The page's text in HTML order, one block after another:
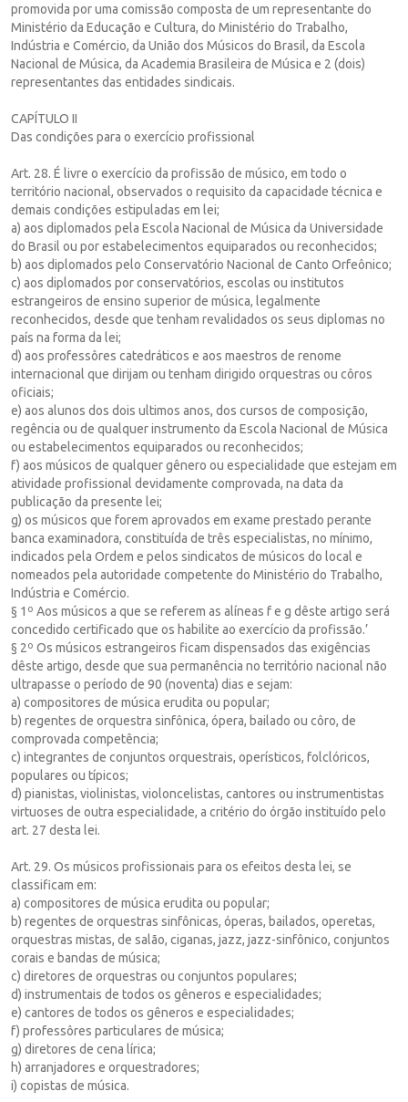
promovida por uma comissão composta de um representante do
Ministério da Educação e Cultura, do Ministério do Trabalho,
Indústria e Comércio, da União dos Músicos do Brasil, da Escola
Nacional de Música, da Academia Brasileira de Música e 2 (dois)
representantes das entidades sindicais.
CAPÍTULO II
Das condições para o exercício profissional
Art. 28. É livre o exercício da profissão de músico, em todo o
território nacional, observados o requisito da capacidade técnica e
demais condições estipuladas em lei;
a) aos diplomados pela Escola Nacional de Música da Universidade
do Brasil ou por estabelecimentos equiparados ou reconhecidos;
b) aos diplomados pelo Conservatório Nacional de Canto Orfeônico;
c) aos diplomados por conservatórios, escolas ou institutos
estrangeiros de ensino superior de música, legalmente
reconhecidos, desde que tenham revalidados os seus diplomas no
país na forma da lei;
d) aos professôres catedráticos e aos maestros de renome
internacional que dirijam ou tenham dirigido orquestras ou côros
oficiais;
e) aos alunos dos dois ultimos anos, dos cursos de composição,
regência ou de qualquer instrumento da Escola Nacional de Música
ou estabelecimentos equiparados ou reconhecidos;
f) aos músicos de qualquer gênero ou especialidade que estejam em
atividade profissional devidamente comprovada, na data da
publicação da presente lei;
g) os músicos que forem aprovados em exame prestado perante
banca examinadora, constituída de três especialistas, no mínimo,
indicados pela Ordem e pelos sindicatos de músicos do local e
nomeados pela autoridade competente do Ministério do Trabalho,
Indústria e Comércio.
§ 1º Aos músicos a que se referem as alíneas f e g dêste artigo será
concedido certificado que os habilite ao exercício da profissão.’
§ 2º Os músicos estrangeiros ficam dispensados das exigências
dêste artigo, desde que sua permanência no território nacional não
ultrapasse o período de 90 (noventa) dias e sejam:
a) compositores de música erudita ou popular;
b) regentes de orquestra sinfônica, ópera, bailado ou côro, de
comprovada competência;
c) integrantes de conjuntos orquestrais, operísticos, folclóricos,
populares ou típicos;
d) pianistas, violinistas, violoncelistas, cantores ou instrumentistas
virtuoses de outra especialidade, a critério do órgão instituído pelo
art. 27 desta lei.
Art. 29. Os músicos profissionais para os efeitos desta lei, se
classificam em:
a) compositores de música erudita ou popular;
b) regentes de orquestras sinfônicas, óperas, bailados, operetas,
orquestras mistas, de salão, ciganas, jazz, jazz-sinfônico, conjuntos
corais e bandas de música;
c) diretores de orquestras ou conjuntos populares;
d) instrumentais de todos os gêneros e especialidades;
e) cantores de todos os gêneros e especialidades;
f) professôres particulares de música;
g) diretores de cena lírica;
h) arranjadores e orquestradores;
i) copistas de música.